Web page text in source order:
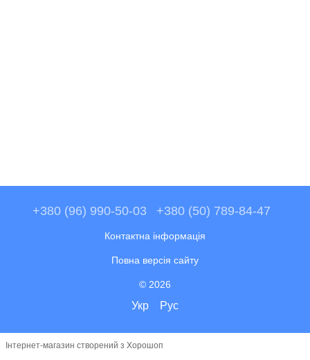
+380 (96) 990-50-03 +380 (50) 789-84-47
Контактна інформація
Повна версія сайту
© 2026
Укр Рус
Інтернет-магазин створений з Хорошоп